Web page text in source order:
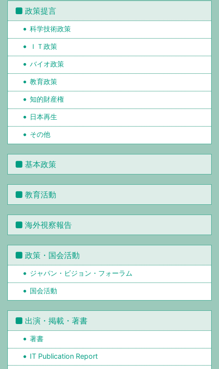
政策提言
科学技術政策
ＩＴ政策
バイオ政策
教育政策
知的財産権
日本再生
その他
基本政策
教育活動
海外視察報告
政策・国会活動
ジャパン・ビジョン・フォーラム
国会活動
出演・掲載・著書
著書
IT Publication Report